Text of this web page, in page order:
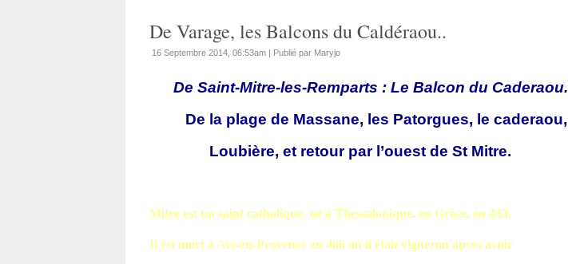
De Varage, les Balcons du Caldéraou..
16 Septembre 2014, 06:53am | Publié par Maryjo
De Saint-Mitre-les-Remparts : Le Balcon du Caderaou.
De la plage de Massane, les Patorgues, le caderaou,
Loubière, et retour par l’ouest de St Mitre.
Mitre est un saint catholique, né à Thessalonique, en Grèce, en 433.
Il est mort à Aix-en-Provence en 466 où il était vigneron après avoir